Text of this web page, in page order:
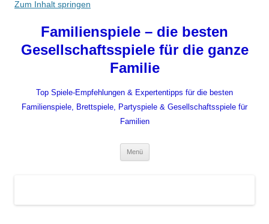
Zum Inhalt springen
Familienspiele – die besten
Gesellschaftsspiele für die ganze
Familie
Top Spiele-Empfehlungen & Expertentipps für die besten
Familienspiele, Brettspiele, Partyspiele & Gesellschaftsspiele für
Familien
Menü